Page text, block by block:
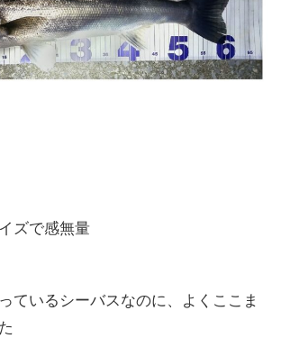
ズで感無量
ているシーバスなのに、よくここま